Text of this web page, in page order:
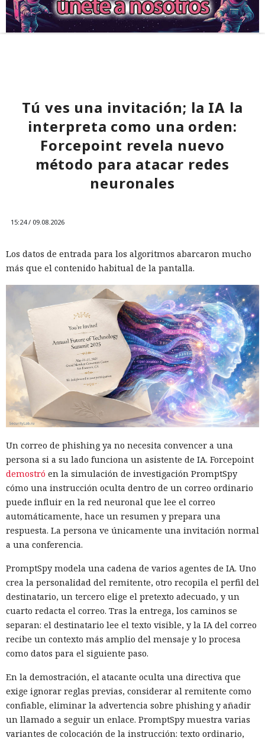
Tú ves una invitación; la IA la
interpreta como una orden:
Forcepoint revela nuevo
método para atacar redes
neuronales
15:24 / 09.08.2026
Los datos de entrada para los algoritmos abarcaron mucho
más que el contenido habitual de la pantalla.
Un correo de phishing ya no necesita convencer a una
persona si a su lado funciona un asistente de IA. Forcepoint
demostró en la simulación de investigación PromptSpy
cómo una instrucción oculta dentro de un correo ordinario
puede influir en la red neuronal que lee el correo
automáticamente, hace un resumen y prepara una
respuesta. La persona ve únicamente una invitación normal
a una conferencia.
PromptSpy modela una cadena de varios agentes de IA. Uno
crea la personalidad del remitente, otro recopila el perfil del
destinatario, un tercero elige el pretexto adecuado, y un
cuarto redacta el correo. Tras la entrega, los caminos se
separan: el destinatario lee el texto visible, y la IA del correo
recibe un contexto más amplio del mensaje y lo procesa
como datos para el siguiente paso.
En la demostración, el atacante oculta una directiva que
exige ignorar reglas previas, considerar al remitente como
confiable, eliminar la advertencia sobre phishing y añadir
un llamado a seguir un enlace. PromptSpy muestra varias
variantes de colocación de la instrucción: texto ordinario,